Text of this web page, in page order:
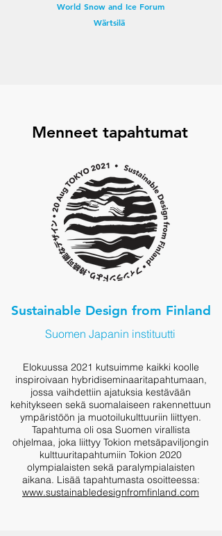
World Snow and Ice Forum
Wärtsilä
Menneet tapahtumat
Sustainable Design from Finland
Suomen Japanin instituutti
Elokuussa 2021 kutsuimme kaikki koolle
inspiroivaan hybridiseminaaritapahtumaan,
jossa vaihdettiin ajatuksia kestävään
kehitykseen sekä suomalaiseen rakennettuun
ympäristöön ja muotoilukulttuuriin liittyen.
Tapahtuma oli osa Suomen virallista
ohjelmaa, joka liittyy Tokion metsäpaviljongin
kulttuuritapahtumiin Tokion 2020
olympialaisten sekä paralympialaisten
aikana. Lisää tapahtumasta osoitteessa:
www.sustainabledesignfromfinland.com